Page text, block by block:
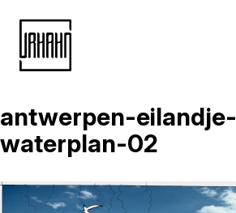
Naar
inhoud
antwerpen-eilandje-
waterplan-02